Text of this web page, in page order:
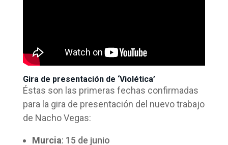
Gira de presentación de ‘Violética’
Éstas son las primeras fechas confirmadas
para la gira de presentación del nuevo trabajo
de Nacho Vegas:
Murcia: 15 de junio